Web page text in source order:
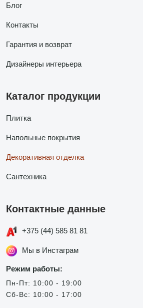
Блог
Контакты
Гарантия и возврат
Дизайнеры интерьера
Каталог продукции
Плитка
Напольные покрытия
Декоративная отделка
Сантехника
Контактные данные
+375 (44) 585 81 81
Мы в Инстаграм
Режим работы:
Пн-Пт: 10:00 - 19:00
Сб-Вс: 10:00 - 17:00